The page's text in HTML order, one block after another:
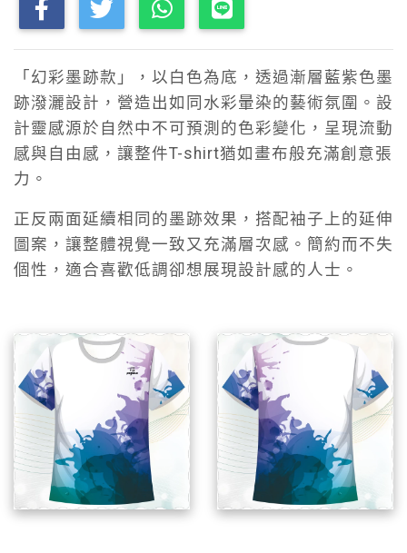
「幻彩墨跡款」，以白色為底，透過漸層藍紫色墨
跡潑灑設計，營造出如同水彩暈染的藝術氛圍。設
計靈感源於自然中不可預測的色彩變化，呈現流動
感與自由感，讓整件T-shirt猶如畫布般充滿創意張
力。
正反兩面延續相同的墨跡效果，搭配袖子上的延伸
圖案，讓整體視覺一致又充滿層次感。簡約而不失
個性，適合喜歡低調卻想展現設計感的人士。